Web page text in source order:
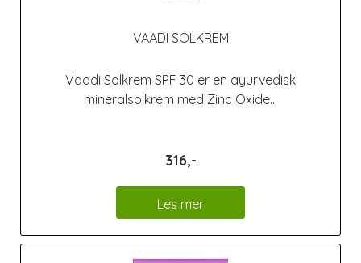
VAADI SOLKREM
Vaadi Solkrem SPF 30 er en ayurvedisk
mineralsolkrem med Zinc Oxide...
316,-
Les mer